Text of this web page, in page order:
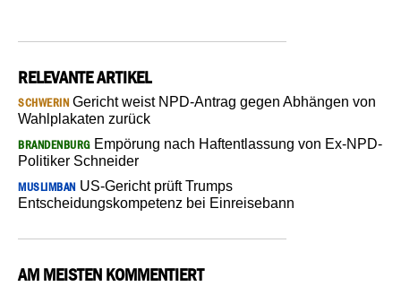
RELEVANTE ARTIKEL
SCHWERIN Gericht weist NPD-Antrag gegen Abhängen von
Wahlplakaten zurück
BRANDENBURGEmpörung nach Haftentlassung von Ex-NPD-
Politiker Schneider
MUSLIMBAN US-Gericht prüft Trumps
Entscheidungskompetenz bei Einreisebann
AM MEISTEN KOMMENTIERT